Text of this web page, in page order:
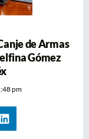
de Armas
Gómez
pm